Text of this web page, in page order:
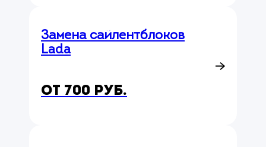
Замена сайлентблоков
Lada
от 700 руб.